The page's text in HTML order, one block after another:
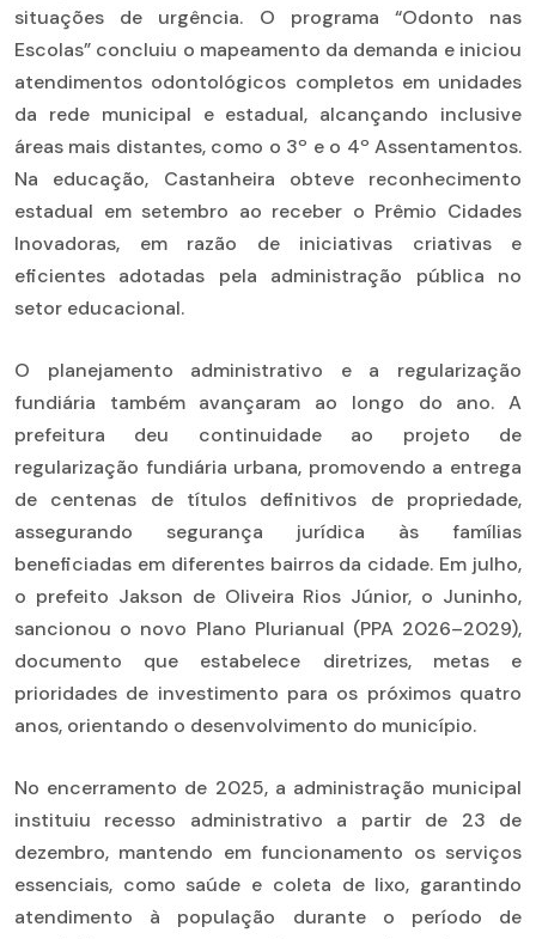
situações de urgência. O programa “Odonto nas
Escolas” concluiu o mapeamento da demanda e iniciou
atendimentos odontológicos completos em unidades
da rede municipal e estadual, alcançando inclusive
áreas mais distantes, como o 3º e o 4º Assentamentos.
Na educação, Castanheira obteve reconhecimento
estadual em setembro ao receber o Prêmio Cidades
Inovadoras, em razão de iniciativas criativas e
eficientes adotadas pela administração pública no
setor educacional.
O planejamento administrativo e a regularização
fundiária também avançaram ao longo do ano. A
prefeitura deu continuidade ao projeto de
regularização fundiária urbana, promovendo a entrega
de centenas de títulos definitivos de propriedade,
assegurando segurança jurídica às famílias
beneficiadas em diferentes bairros da cidade. Em julho,
o prefeito Jakson de Oliveira Rios Júnior, o Juninho,
sancionou o novo Plano Plurianual (PPA 2026–2029),
documento que estabelece diretrizes, metas e
prioridades de investimento para os próximos quatro
anos, orientando o desenvolvimento do município.
No encerramento de 2025, a administração municipal
instituiu recesso administrativo a partir de 23 de
dezembro, mantendo em funcionamento os serviços
essenciais, como saúde e coleta de lixo, garantindo
atendimento à população durante o período de